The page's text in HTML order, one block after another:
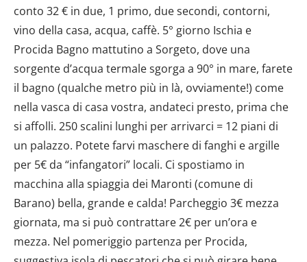
conto 32 € in due, 1 primo, due secondi, contorni,
vino della casa, acqua, caffè. 5° giorno Ischia e
Procida Bagno mattutino a Sorgeto, dove una
sorgente d’acqua termale sgorga a 90° in mare, farete
il bagno (qualche metro più in là, ovviamente!) come
nella vasca di casa vostra, andateci presto, prima che
si affolli. 250 scalini lunghi per arrivarci = 12 piani di
un palazzo. Potete farvi maschere di fanghi e argille
per 5€ da “infangatori” locali. Ci spostiamo in
macchina alla spiaggia dei Maronti (comune di
Barano) bella, grande e calda! Parcheggio 3€ mezza
giornata, ma si può contrattare 2€ per un’ora e
mezza. Nel pomeriggio partenza per Procida,